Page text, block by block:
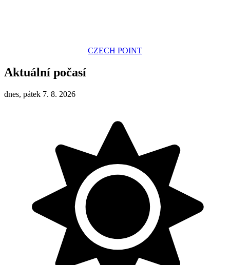
CZECH POINT
Aktuální počasí
dnes, pátek 7. 8. 2026